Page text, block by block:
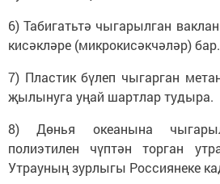
6) Табигатьтә чыгарылган
кисәкләре (микрокисәкчәләр) бар.
7) Пластик бүлеп чыгарган
җылынуга уңай шартлар тудыра.
8) Дөнья океанына
полиэтилен чүптән торган
Утрауның зурлыгы Россиянеке